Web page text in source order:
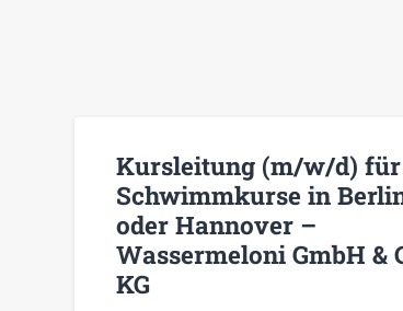
Kursleitung (m/w/d) für
Schwimmkurse in
oder Hannover –
Wassermeloni GmbH &
KG